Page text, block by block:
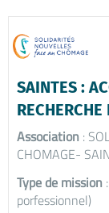
SAINTES :
Association :
CHOMAGE-
Type de mission
porfessionnel)